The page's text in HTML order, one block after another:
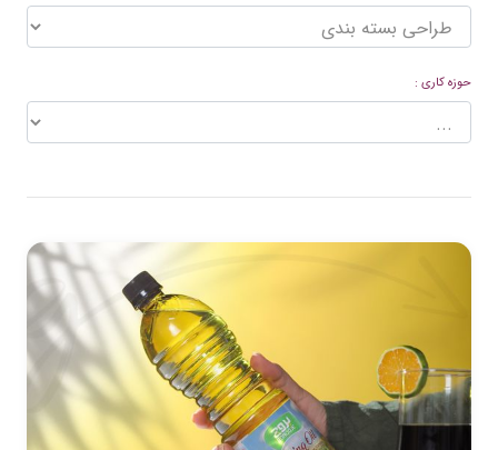
حوزه کاری :